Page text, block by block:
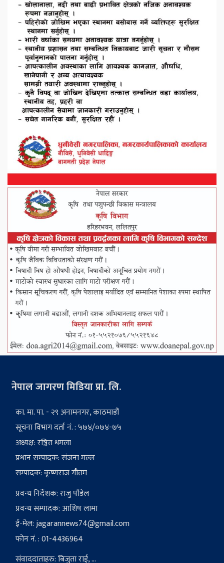
नेपाल जागरण मिडिया प्रा. लि.
का. मा. पा. - २९ अनामनगर, काठमाडौं
सूचना विभाग दर्ता नं. : ५७४/०७४-७५
अध्यक्ष: रञ्जित धमला
प्रधान सम्पादक: संजना मल्ल
सम्पादक: कृष्णराज गौतम
प्रवन्ध निर्देशक: राजु पौडेल
प्रवन्ध सम्पादक: आशिष लामा
ई-मेल:jagarannews74@gmail.com
फोन नं. : 01-4436964
संवाददाताहरु: बिजुता राई, ...